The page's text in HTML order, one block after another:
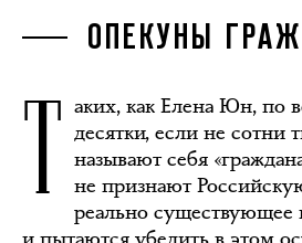
ОПЕКУНЫ
Т аких, как Елена Юн, по
десятки, если не сотни
называют себя
не признают
реально существующее